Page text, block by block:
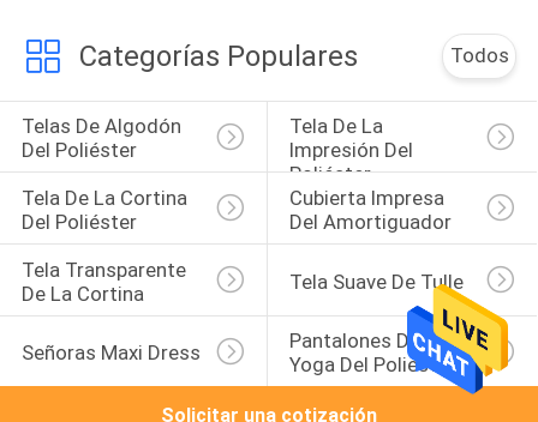
Categorías Populares Todos
Telas De Algodón
Del Poliéster
Tela De La
Impresión Del
Poliéster
Tela De La Cortina
Del Poliéster
Cubierta Impresa
Del Amortiguador
Tela Transparente
De La Cortina
Tela Suave De Tulle
Señoras Maxi Dress
Pantalones De La
Yoga Del Poliéster
Solicitar una cotización